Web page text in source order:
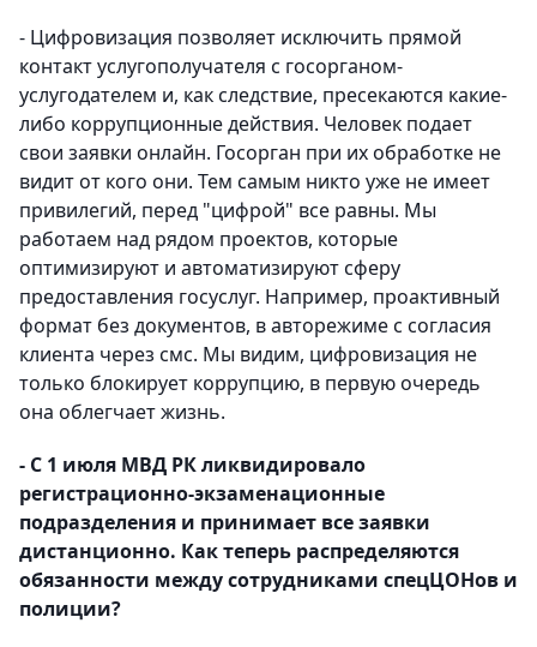
- Цифровизация позволяет исключить прямой
контакт услугополучателя с госорганом-
услугодателем и, как следствие, пресекаются какие-
либо коррупционные действия. Человек подает
свои заявки онлайн. Госорган при их обработке не
видит от кого они. Тем самым никто уже не имеет
привилегий, перед "цифрой" все равны. Мы
работаем над рядом проектов, которые
оптимизируют и автоматизируют сферу
предоставления госуслуг. Например, проактивный
формат без документов, в авторежиме с согласия
клиента через смс. Мы видим, цифровизация не
только блокирует коррупцию, в первую очередь
она облегчает жизнь.
- С 1 июля МВД РК ликвидировало
регистрационно-экзаменационные
подразделения и принимает все заявки
дистанционно. Как теперь распределяются
обязанности между сотрудниками спецЦОНов и
полиции?